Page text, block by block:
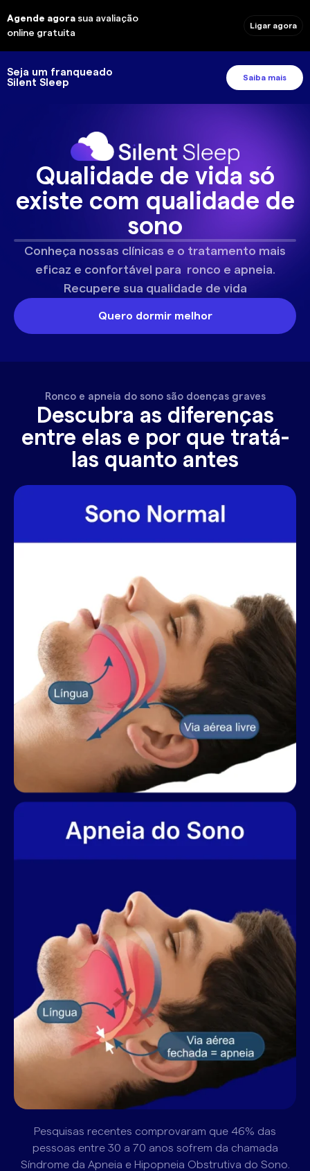
Agende agora sua avaliação
online gratuita
Ligar agora
Seja um franqueado
Silent Sleep
Saiba mais
Qualidade de vida só
existe com qualidade de
sono
Conheça nossas clínicas e o tratamento mais
eficaz e confortável para ronco e apneia.
Recupere sua qualidade de vida
Quero dormir melhor
Ronco e apneia do sono são doenças graves
Descubra as diferenças
entre elas e por que tratá-
las quanto antes
Pesquisas recentes comprovaram que 46% das
pessoas entre 30 a 70 anos sofrem da chamada
Síndrome da Apneia e Hipopneia Obstrutiva do Sono.